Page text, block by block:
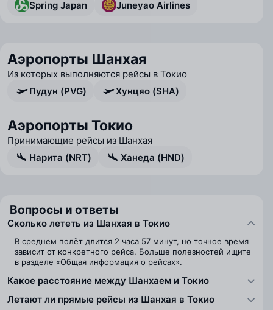
Spring Japan Juneyao Airlines
Аэропорты Шанхая
Из которых выполняются рейсы в Токио
Пудун (PVG)
Хунцяо (SHA)
Аэропорты Токио
Принимающие рейсы из Шанхая
Нарита (NRT)
Ханеда (HND)
Вопросы и ответы
Сколько лететь из Шанхая в Токио
В среднем полёт длится 2 часа 57 минут, но точное время
зависит от конкретного рейса. Больше полезностей ищите
в разделе «Общая информация о рейсах».
Какое расстояние между Шанхаем и Токио
Летают ли прямые рейсы из Шанхая в Токио